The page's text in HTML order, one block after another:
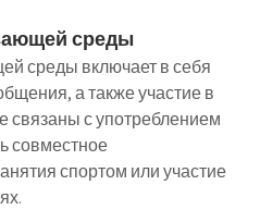
среды
среды включает в себя
а также участие в
связаны с употреблением
совместное
спортом или участие